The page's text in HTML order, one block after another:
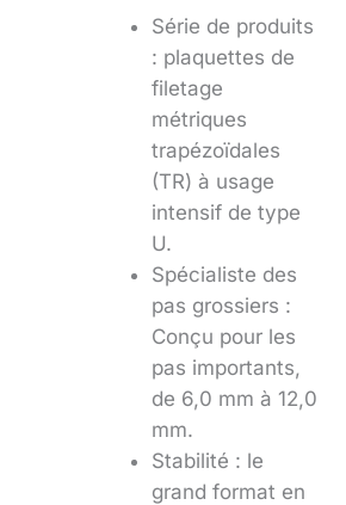
Série de produits
: plaquettes de
filetage
métriques
trapézoïdales
(TR) à usage
intensif de type
U.
Spécialiste des
pas grossiers :
Conçu pour les
pas importants,
de 6,0 mm à 12,0
mm.
Stabilité : le
grand format en